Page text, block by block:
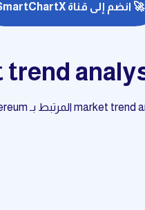
🚀 انضم إلى قناة SmartChartX